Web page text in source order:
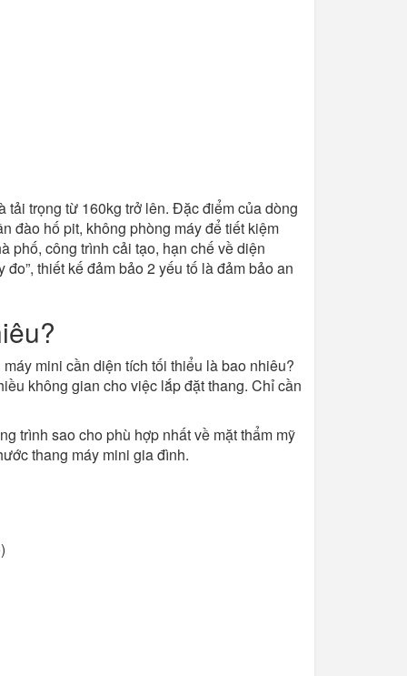
trọng từ 160kg trở lên. Đặc điểm của dòng
đào hố pit, không phòng máy để tiết kiệm
phố, công trình cải tạo, hạn chế về diện
thiết kế đảm bảo 2 yếu tố là đảm bảo an
mini cần diện tích tối thiểu là bao nhiêu?
không gian cho việc lắp đặt thang. Chỉ cần
trình sao cho phù hợp nhất về mặt thẩm mỹ
thang máy mini gia đình.